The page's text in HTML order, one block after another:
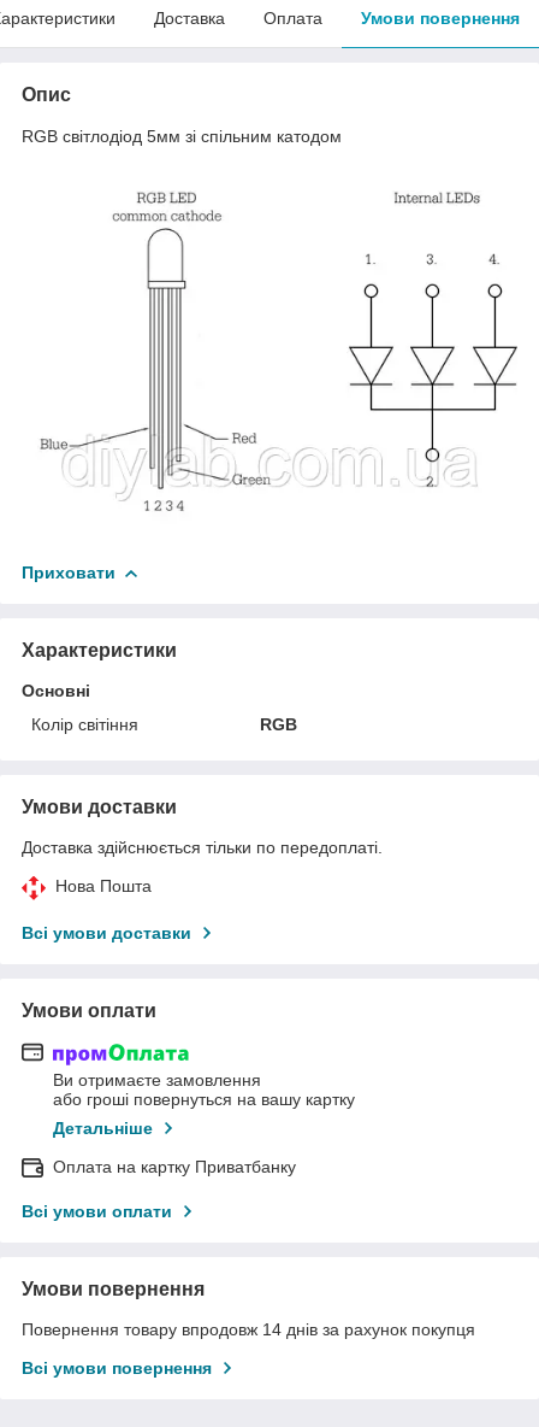
Доставка Оплата Умови повернення
Опис
RGB cвітлодіод 5мм зі спільним катодом
Приховати
Характеристики
Основні
Колір світіння
RGB
Умови доставки
Доставка здійснюється тільки по передоплаті.
Нова Пошта
Всі умови доставки
Умови оплати
Ви отримаєте замовлення
або гроші повернуться на вашу картку
Детальніше
Оплата на картку Приватбанку
Всі умови оплати
Умови повернення
Повернення товару впродовж 14 днів за рахунок покупця
Всі умови повернення